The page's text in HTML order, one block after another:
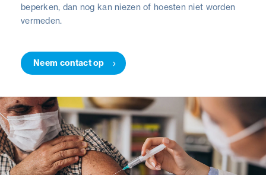
beperken, dan nog kan niezen of hoesten niet worden
vermeden.
Neem contact op